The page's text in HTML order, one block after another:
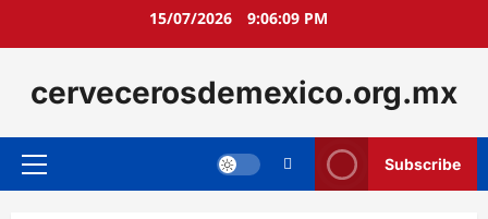
15/07/2026 9:06:10 PM
cervecerosdemexico.org.mx
Primary
Subscribe